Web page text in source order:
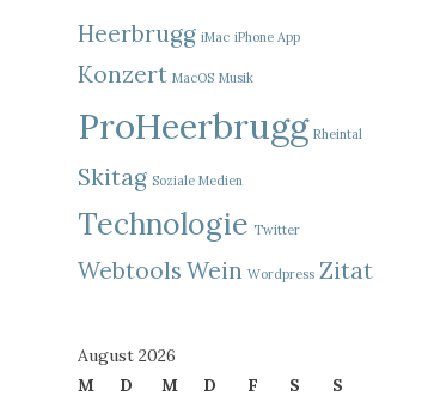
Heerbrugg iMac iPhone App
Konzert MacOS Musik
ProHeerbrugg Rheintal
Skitag Soziale Medien
Technologie Twitter
Webtools Wein Wordpress Zitat
August 2026
M
D M D F S
S